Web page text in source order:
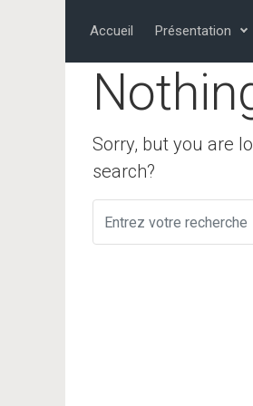
Accueil Présentation
Sorry, but you are
search?